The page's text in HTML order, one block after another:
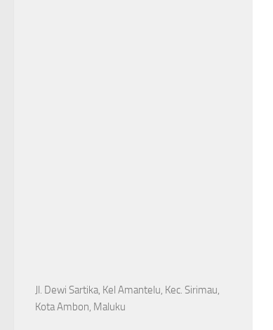
Jl. Dewi Sartika, Kel Amantelu, Kec. Sirimau,
Kota Ambon, Maluku